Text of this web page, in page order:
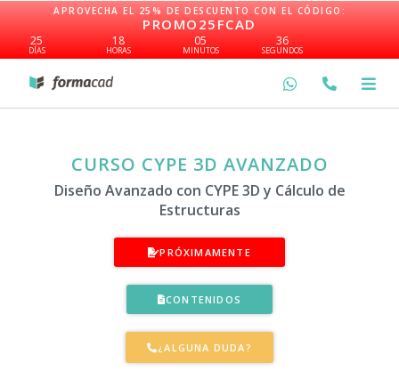
contenido
APROVECHA EL 25% DE DESCUENTO CON EL CÓDIGO:
PROMO25FCAD
25
DÍAS
18
HORAS
05
MINUTOS
36
SEGUNDOS
CURSO CYPE 3D AVANZADO
Diseño Avanzado con CYPE 3D y Cálculo de
Estructuras
PRÓXIMAMENTE
CONTENIDOS
¿ALGUNA DUDA?